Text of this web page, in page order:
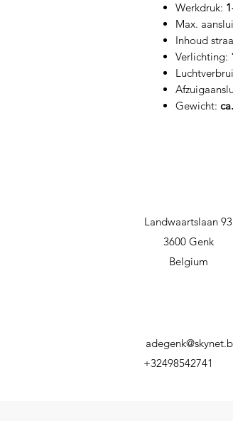
Werkdruk:
Max.
Inhoud
Verlichting:
Gewicht:
Landwaartslaan 93
3600 Genk
Belgium
+32498542741